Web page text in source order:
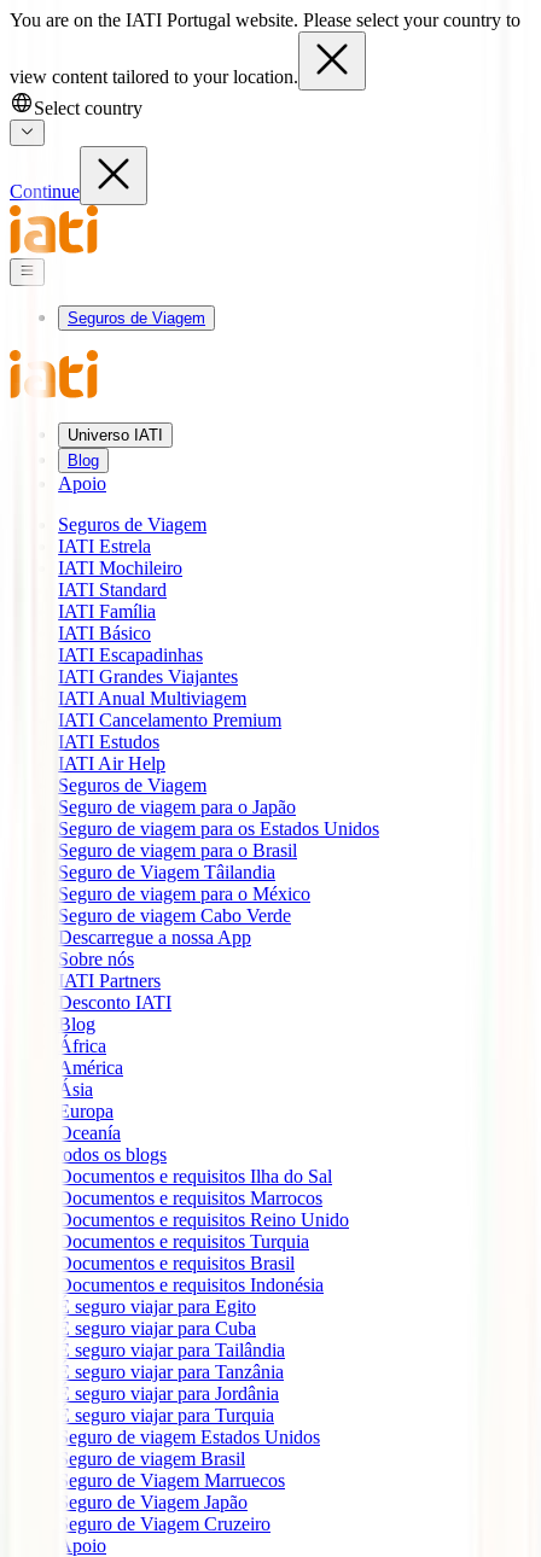
You are on the IATI Portugal website. Please select your country to
view content tailored to your location.
Select country
Continue
Seguros de Viagem
Universo IATI
Blog
Apoio
Seguros de Viagem
IATI Estrela
IATI Mochileiro
IATI Standard
IATI Família
IATI Básico
IATI Escapadinhas
IATI Grandes Viajantes
IATI Anual Multiviagem
IATI Cancelamento Premium
IATI Estudos
IATI Air Help
Seguros de Viagem
Seguro de viagem para o Japão
Seguro de viagem para os Estados Unidos
Seguro de viagem para o Brasil
Seguro de Viagem Tâilandia
Seguro de viagem para o México
Seguro de viagem Cabo Verde
Descarregue a nossa App
Sobre nós
IATI Partners
Desconto IATI
Blog
África
América
Ásia
Europa
Oceanía
todos os blogs
Documentos e requisitos Ilha do Sal
Documentos e requisitos Marrocos
Documentos e requisitos Reino Unido
Documentos e requisitos Turquia
Documentos e requisitos Brasil
Documentos e requisitos Indonésia
É seguro viajar para Egito
É seguro viajar para Cuba
É seguro viajar para Tailândia
É seguro viajar para Tanzânia
É seguro viajar para Jordânia
É seguro viajar para Turquia
Seguro de viagem Estados Unidos
Seguro de viagem Brasil
Seguro de Viagem Marruecos
Seguro de Viagem Japão
Seguro de Viagem Cruzeiro
Apoio